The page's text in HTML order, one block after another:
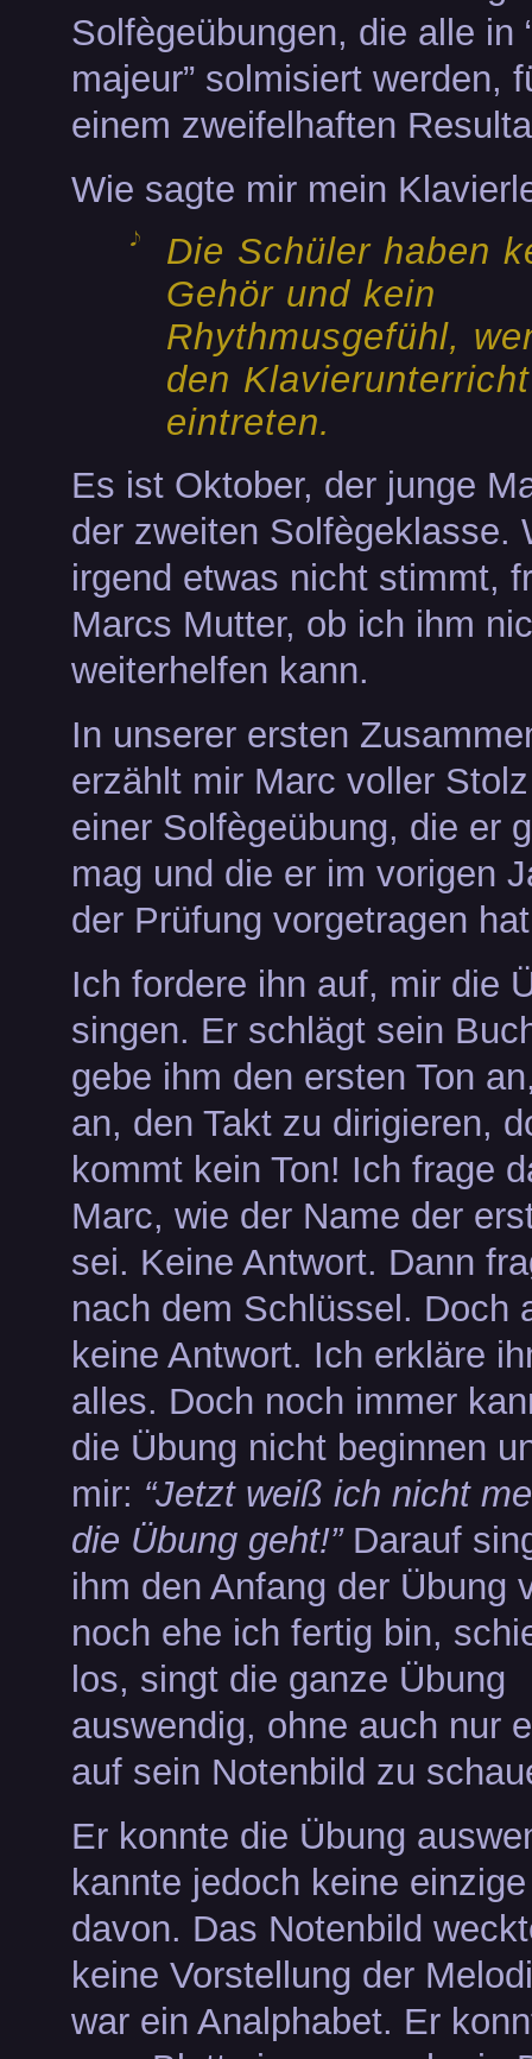
Solfègeübungen, die alle in
majeur” solmisiert werden,
einem zweifelhaften
Wie sagte mir mein
Die Schüler haben
Gehör und kein
Rhythmusgefühl,
den Klavierunterricht
eintreten.
Es ist Oktober, der junge
der zweiten Solfègeklasse.
irgend etwas nicht stimmt,
Marcs Mutter, ob ich ihm
weiterhelfen kann.
In unserer ersten
erzählt mir Marc voller
einer Solfègeübung, die er
mag und die er im vorigen
der Prüfung vorgetragen
Ich fordere ihn auf, mir die
singen. Er schlägt sein
gebe ihm den ersten Ton
an, den Takt zu dirigieren,
kommt kein Ton! Ich frage
Marc, wie der Name der
sei. Keine Antwort. Dann
nach dem Schlüssel. Doch
keine Antwort. Ich erkläre
alles. Doch noch immer
die Übung nicht beginnen
mir: “Jetzt weiß ich nicht
die Übung geht!”Darauf
ihm den Anfang der Übung
noch ehe ich fertig bin,
los, singt die ganze Übung
auswendig, ohne auch nur
auf sein Notenbild zu
Er konnte die Übung
kannte jedoch keine
davon. Das Notenbild
keine Vorstellung der
war ein Analphabet. Er